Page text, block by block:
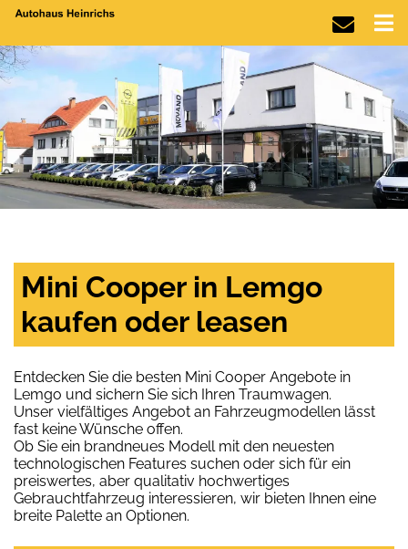
Mini Cooper in Lemgo
kaufen oder leasen
Entdecken Sie die besten Mini Cooper Angebote in
Lemgo und sichern Sie sich Ihren Traumwagen.
Unser vielfältiges Angebot an Fahrzeugmodellen lässt
fast keine Wünsche offen.
Ob Sie ein brandneues Modell mit den neuesten
technologischen Features suchen oder sich für ein
preiswertes, aber qualitativ hochwertiges
Gebrauchtfahrzeug interessieren, wir bieten Ihnen eine
breite Palette an Optionen.